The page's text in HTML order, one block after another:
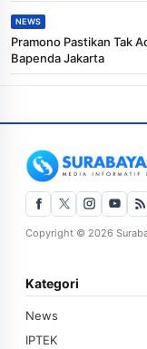
NEWS
Pramono Pastikan Tak
Bapenda Jakarta
Copyright © 2026
Kategori
News
IPTEK